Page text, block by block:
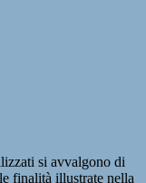
si avvalgono di
finalità illustrate nella